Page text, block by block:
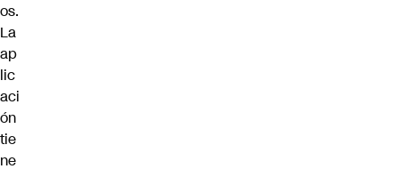
os.
La
ap
lic
aci
ón
tie
ne